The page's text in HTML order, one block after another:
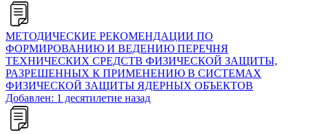
МЕТОДИЧЕСКИЕ РЕКОМЕНДАЦИИ ПО
ФОРМИРОВАНИЮ И ВЕДЕНИЮ ПЕРЕЧНЯ
ТЕХНИЧЕСКИХ СРЕДСТВ ФИЗИЧЕСКОЙ ЗАЩИТЫ,
РАЗРЕШЕННЫХ К ПРИМЕНЕНИЮ В СИСТЕМАХ
ФИЗИЧЕСКОЙ ЗАЩИТЫ ЯДЕРНЫХ ОБЪЕКТОВ
Добавлен: 1 десятилетие назад